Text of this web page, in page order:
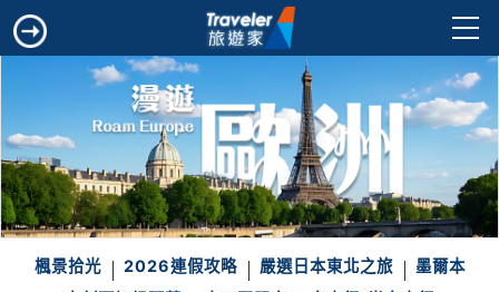
楓景拾光 2026連假攻略 嚴選日本東北之旅
墨爾本